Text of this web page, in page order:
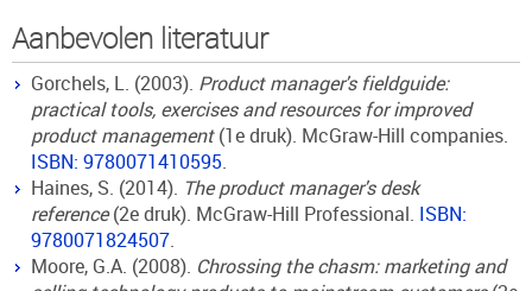
Aanbevolen literatuur
Gorchels, L. (2003). Product manager's fieldguide:
practical tools, exercises and resources for improved
product management(1e druk). McGraw-Hill companies.
ISBN: 9780071410595.
Haines, S. (2014). The product manager's desk
reference(2e druk). McGraw-Hill Professional. ISBN:
9780071824507.
Moore, G.A. (2008). Chrossing the chasm: marketing and